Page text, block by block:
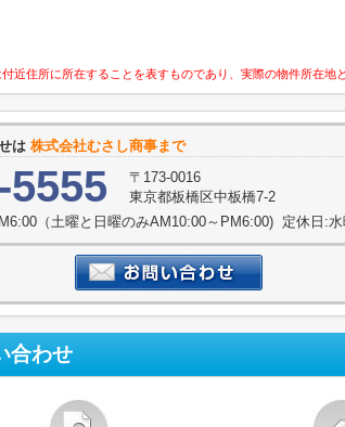
近住所に所在することを表すものであり、実際の物件所在地
は 株式会社むさし商事まで
〒173-0016
東京都板橋区中板橋7-2
（土曜と日曜のみAM10:00～PM6:00) 定休日:水
合わせ